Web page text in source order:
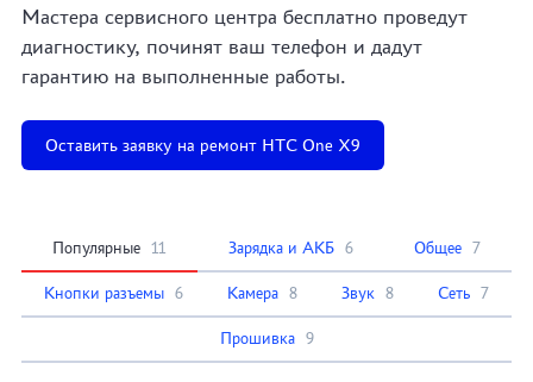
Мастера сервисного центра бесплатно проведут
диагностику, починят ваш телефон и дадут
гарантию на выполненные работы.
Оставить заявку на ремонт HTC One X9
Популярные 11 Зарядка и АКБ 6 Общее 7
Кнопки разъемы 6 Камера 8 Звук 8 Сеть 7
Прошивка 9